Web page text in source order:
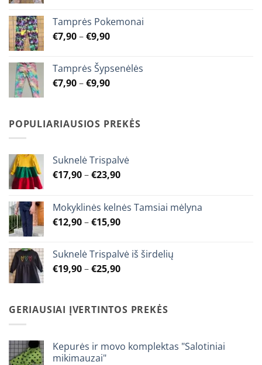
on
the
product
through
€9,90
Tamprės Pokemonai
€7,90–€9,90Price
through
€9,90
Tamprės Šypsenėlės
€7,90–€9,90Price
through
€9,90
POPULIARIAUSIOS PREKĖS
Suknelė Trispalvė
€17,90–€23,90Price
through
€23,90
Mokyklinės kelnės Tamsiai mėlyna
€12,90–€15,90Price
through
€15,90
Suknelė Trispalvė iš širdelių
€19,90–€25,90Price
through
€25,90
GERIAUSIAI ĮVERTINTOS PREKĖS
Kepurės ir movo komplektas "Salotiniai
mikimauzai"